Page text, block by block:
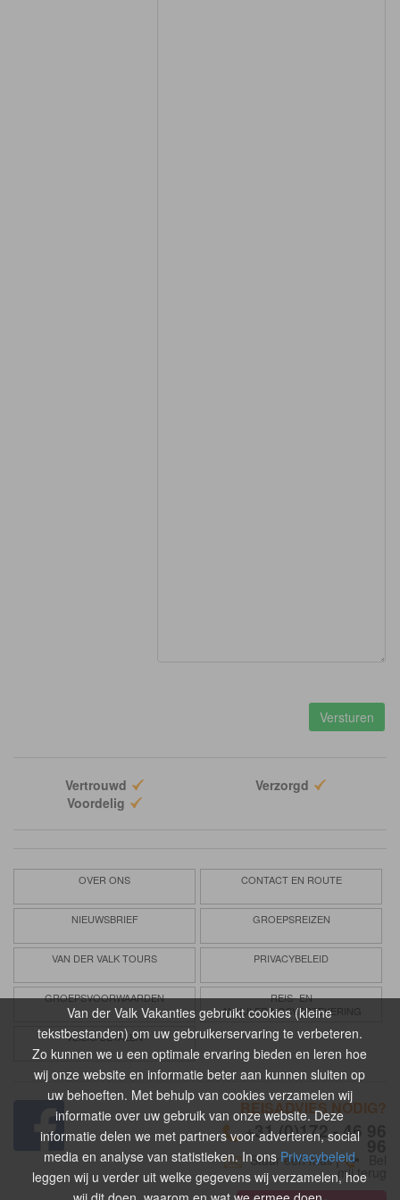
Van der Valk Vakanties gebruikt cookies (kleine
tekstbestanden) om uw gebruikerservaring te verbeteren.
Zo kunnen we u een optimale ervaring bieden en leren hoe
wij onze website en informatie beter aan kunnen sluiten op
uw behoeften. Met behulp van cookies verzamelen wij
informatie over uw gebruik van onze website. Deze
informatie delen we met partners voor adverteren, social
media en analyse van statistieken. In ons Privacybeleid
leggen wij u verder uit welke gegevens wij verzamelen, hoe
Vertrouwd
Verzorgd
Voordelig
OVER ONS CONTACT EN ROUTE
NIEUWSBRIEF GROEPSREIZEN
VAN DER VALK TOURS PRIVACYBELEID
GROEPSVOORWAARDEN
REIS- EN
ANNULERINGSVERZEKERING
VEILIG BETALEN
REISADVIES NODIG?
+31 (0)172 - 46 96
Stuur een mail|
mij terug